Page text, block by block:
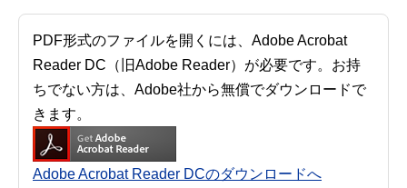
PDF形式のファイルを開くには、Adobe Acrobat
Reader DC（旧Adobe Reader）が必要です。お持
ちでない方は、Adobe社から無償でダウンロードで
きます。
Adobe Acrobat Reader DCのダウンロードへ